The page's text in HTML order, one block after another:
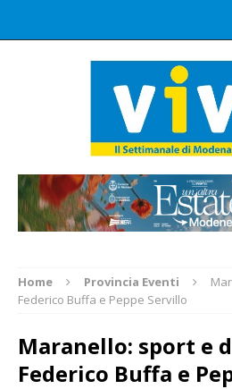
Home Provincia Eventi
Federico Buffa e Peppe Servillo
Maranello: sport e
Federico Buffa e